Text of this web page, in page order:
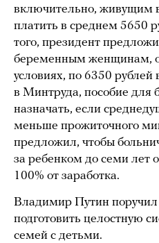
включительно, живущим
платить в среднем 5650
того, президент
беременным женщинам,
условиях, по 6350 рублей
в Минтруда, пособие для
назначать, если
меньше прожиточного
предложил, чтобы
за ребенком до семи лет
100% от заработка.
Владимир Путин поручил
подготовить целостную
семей с детьми.